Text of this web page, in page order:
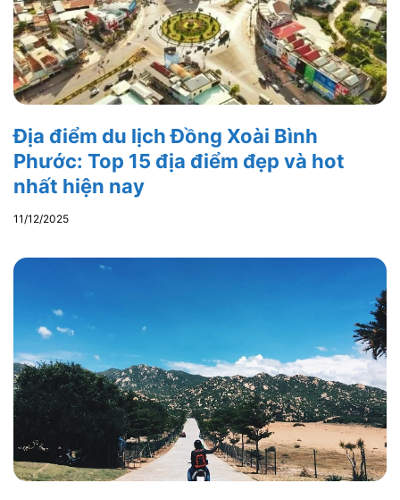
Địa điểm du lịch Đồng Xoài Bình
Phước: Top 15 địa điểm đẹp và hot
nhất hiện nay
11/12/2025